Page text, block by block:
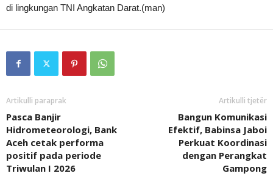
di lingkungan TNI Angkatan Darat.(man)
Artikulli paraprak
Pasca Banjir
Hidrometeorologi, Bank
Aceh cetak performa
positif pada periode
Triwulan I 2026
Artikulli tjetër
Bangun Komunikasi
Efektif, Babinsa Jaboi
Perkuat Koordinasi
dengan Perangkat
Gampong